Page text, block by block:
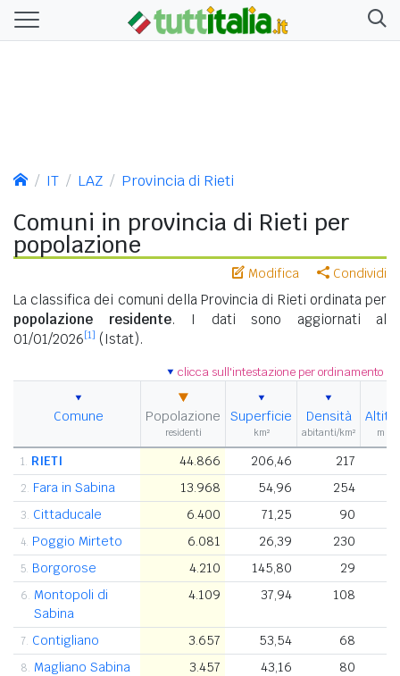
IT LAZ Provincia di Rieti
Comuni in provincia di Rieti per
popolazione
Modifica Condividi
La classifica dei comuni della Provincia di Rieti ordinata per
popolazione residente. I dati sono aggiornati al
01/01/2026[1] (Istat).
clicca sull'intestazione per ordinamento
Comune Popolazione
residenti
Superficie
km²
Densità
abitanti/km² m
1. RIETI 44.866 206,46 217
2. Fara in Sabina 13.968 54,96 254
3. Cittaducale 6.400 71,25 90
4. Poggio Mirteto 6.081 26,39 230
5. Borgorose 4.210 145,80 29
6. Montopoli di
Sabina
4.109 37,94 108
7. Contigliano 3.657 53,54 68
8. Magliano Sabina 3.457 43,16 80